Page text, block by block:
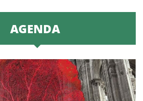
AGENDA